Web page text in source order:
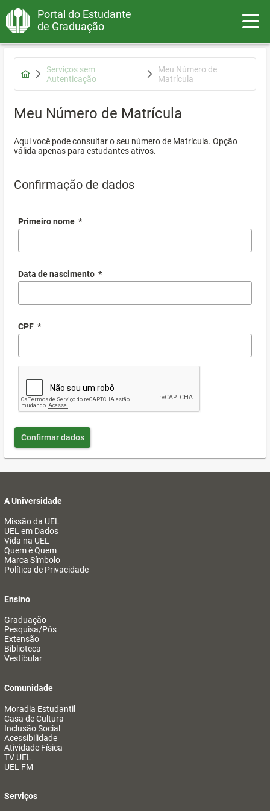
Portal do Estudante
de Graduação
Serviços sem
Autenticação
Meu Número de
Matrícula
Meu Número de Matrícula
Aqui você pode consultar o seu número de Matrícula. Opção
válida apenas para estudantes ativos.
Confirmação de dados
Primeiro nome *
Data de nascimento *
CPF *
Confirmar dados
A Universidade
Missão da UEL
UEL em Dados
Vida na UEL
Quem é Quem
Marca Símbolo
Política de Privacidade
Ensino
Graduação
Pesquisa/Pós
Extensão
Biblioteca
Vestibular
Comunidade
Moradia Estudantil
Casa de Cultura
Inclusão Social
Acessibilidade
Atividade Física
TV UEL
UEL FM
Serviços